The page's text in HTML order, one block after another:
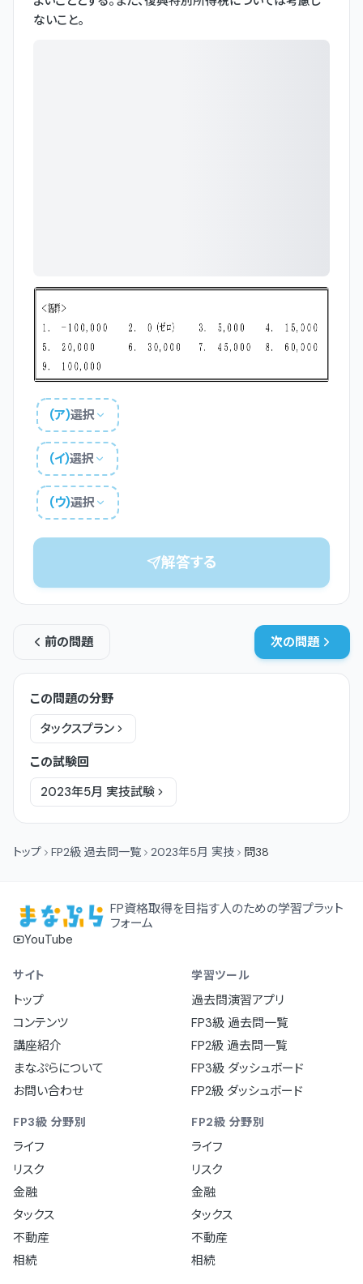
ないこと。
(ア)選択
(イ)選択
(ウ)選択
解答する
前の問題 次の問題
この問題の分野
タックスプラン
この試験回
2023年5月 実技試験
トップ FP2級 過去問一覧 2023年5月 実技 問38
FP資格取得を目指す人のための学習プラット
フォーム
YouTube
サイト
トップ
コンテンツ
講座紹介
まなぷらについて
お問い合わせ
学習ツール
過去問演習アプリ
FP3級 過去問一覧
FP2級 過去問一覧
FP3級 ダッシュボード
FP2級 ダッシュボード
FP3級 分野別
ライフ
リスク
金融
タックス
不動産
相続
FP2級 分野別
ライフ
リスク
金融
タックス
不動産
相続